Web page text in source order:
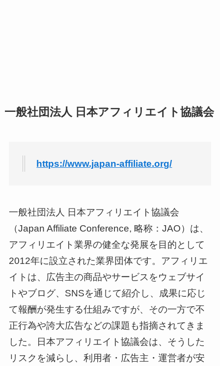
一般社団法人 日本アフィリエイト協議会
https://www.japan-affiliate.org/
一般社団法人 日本アフィリエイト協議会
（Japan Affiliate Conference, 略称：JAO）は、
アフィリエイト業界の健全な発展を目的として
2012年に設立された業界団体です。アフィリエ
イトは、広告主の商品やサービスをウェブサイ
トやブログ、SNSを通じて紹介し、成果に応じ
て報酬が発生する仕組みですが、その一方で不
正行為や誇大広告などの課題も指摘されてきま
した。日本アフィリエイト協議会は、そうした
リスクを減らし、利用者・広告主・運営者が安